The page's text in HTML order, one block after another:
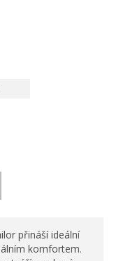
přináší ideální
komfortem.